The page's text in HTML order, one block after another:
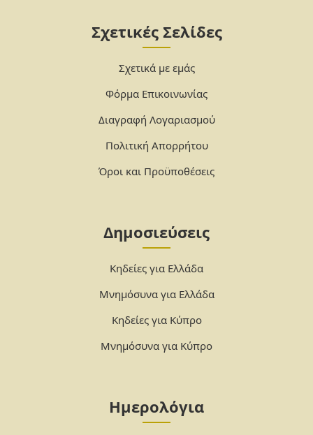
Σχετικές Σελίδες
Σχετικά με εμάς
Φόρμα Επικοινωνίας
Διαγραφή Λογαριασμού
Πολιτική Απορρήτου
Όροι και Προϋποθέσεις
Δημοσιεύσεις
Κηδείες για Ελλάδα
Μνημόσυνα για Ελλάδα
Κηδείες για Κύπρο
Μνημόσυνα για Κύπρο
Ημερολόγια